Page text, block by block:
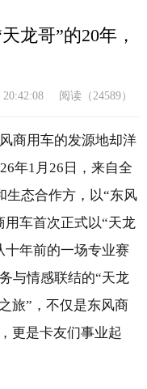
龙哥”的20年，
20:42:08 阅读（24589）
商用车的发源地却洋
年1月26日，来自全
生态合作方，以“东风
用车首次正式以“天龙
十年前的一场专业赛
与情感联结的“天龙
旅”，不仅是东风商
更是卡友们事业起